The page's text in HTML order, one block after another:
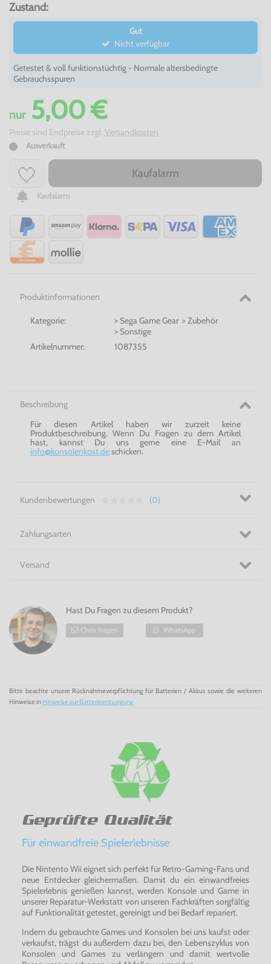
Zustand:
Gut
Nicht verfügbar
Getestet & voll funktionstüchtig - Normale altersbedingte
Gebrauchsspuren
nur5,00 €
Preise sind Endpreise zzgl. Versandkosten
Ausverkauft
Kaufalarm
Kaufalarm
Produktinformationen
Kategorie:
> Sega Game Gear > Zubehör
> Sonstige
Artikelnummer:
1087355
Beschreibung
Für diesen Artikel haben wir zurzeit keine
Produktbeschreibung. Wenn Du Fragen zu dem Artikel
hast, kannst Du uns gerne eine E-Mail an
info@konsolenkost.deschicken.
Kundenbewertungen (0)
Zahlungsarten
Versand
Hast Du Fragen zu diesem Produkt?
Chris fragen WhatsApp
Bitte beachte unsere Rücknahmeverpflichtung für Batterien / Akkus sowie die weiteren
Hinweise in Hinweise zur Batterieentsorgung
Geprüfte Qualität
Für einwandfreie Spielerlebnisse
Die Nintento Wii eignet sich perfekt für Retro-Gaming-Fans und
neue Entdecker gleichermaßen. Damit du ein einwandfreies
Spielerlebnis genießen kannst, werden Konsole und Game in
unserer Reparatur-Werkstatt von unseren Fachkräften sorgfältig
auf Funktionalität getestet, gereinigt und bei Bedarf repariert.
Indem du gebrauchte Games und Konsolen bei uns kaufst oder
verkaufst, trägst du außerdem dazu bei, den Lebenszyklus von
Konsolen und Games zu verlängern und damit wertvolle